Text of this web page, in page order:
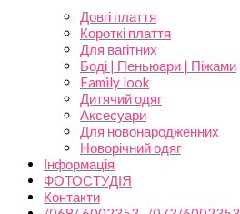
Довгі плаття
Короткі плаття
Для вагітних
Боді | Пеньюари | Піжами
Family look
Дитячий одяг
Аксесуари
Для новонародженних
Новорічний одяг
Інформація
ФОТОСТУДІЯ
Контакти